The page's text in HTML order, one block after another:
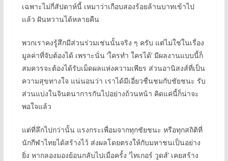
เฉพาะไม่กี่สัปดาห์นี้ เหมาว่าเกือบสองร้อยล้านบาทเข้าไป
แล้ว ฝันหวานได้หลายคืน
พวกเราคงรู้สึกมีส่วนร่วมเช่นนั้นจริง ๆ ครับ แต่ไม่ใช่ในเรื่อง
มูลค่าที่จับต้องได้ เพราะนั่น ‘ใครทำ ใครได้’ มีผลงานแบบนี้ก็
สมควรจะต้องได้รับเม็ดผลแห่งความเพียร ส่วนอานิสงส์ที่เป็น
ความสุขทางใจ แน่นอนว่า เราได้มีเอี่ยวชื่นชมกับชัยชนะ รับ
ส่วนแบ่งในจินตนาการกันไปอย่างถ้วนหน้า คิดแค่นี้ก็น่าจะ
พอใจแล้ว
แต่ที่ลึกไปกว่านั้น แรงกระเพื่อมจากทุกชัยชนะ หรือทุกสถิติที่
นักกีฬาไทยได้สร้างไว้ ส่งผลโดยตรงให้กับมหาชนเป็นอย่าง
ยิ่ง หากลองมองย้อนกลับไปเมื่อครั้ง ‘ไทเกอร์ วูดส์’ เคยสร้าง